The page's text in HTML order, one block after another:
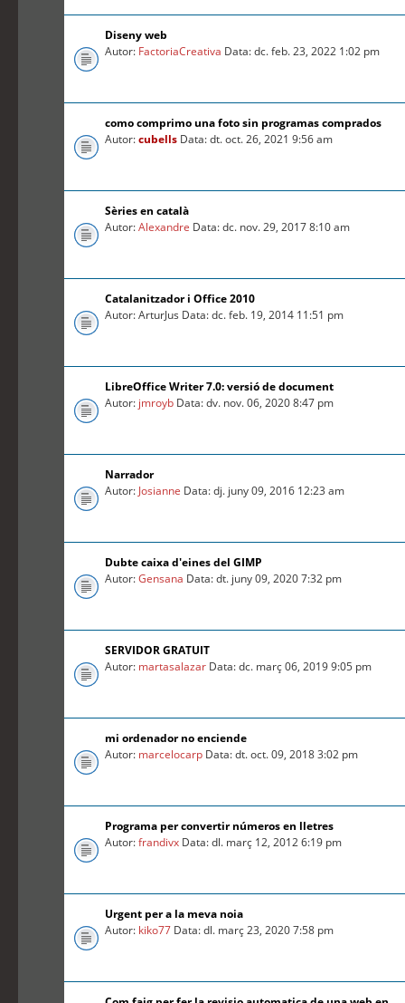
Diseny web
Autor: FactoriaCreativa Data: dc. feb. 23, 2022 1:02 pm
como comprimo una foto sin programas comprados
Autor:cubells Data: dt. oct. 26, 2021 9:56 am
Sèries en català
Autor:Alexandre Data: dc. nov. 29, 2017 8:10 am
Catalanitzador i Office 2010
Autor: ArturJus Data: dc. feb. 19, 2014 11:51 pm
LibreOffice Writer 7.0: versió de document
Autor: jmroyb Data: dv. nov. 06, 2020 8:47 pm
Narrador
Autor: Josianne Data: dj. juny 09, 2016 12:23 am
Dubte caixa d'eines del GIMP
Autor:Gensana Data: dt. juny 09, 2020 7:32 pm
SERVIDOR GRATUIT
Autor: martasalazar Data: dc. març 06, 2019 9:05 pm
mi ordenador no enciende
Autor: marcelocarp Data: dt. oct. 09, 2018 3:02 pm
Programa per convertir números en lletres
Autor:frandivx Data: dl. març 12, 2012 6:19 pm
Urgent per a la meva noia
Autor: kiko77 Data: dl. març 23, 2020 7:58 pm